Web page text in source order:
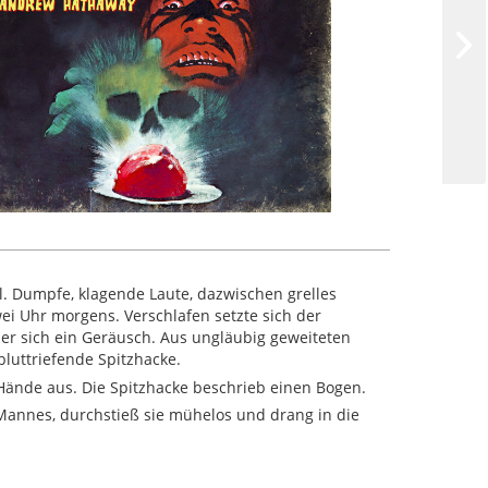
klagende Laute, dazwischen grelles
Uhr morgens. Verschlafen setzte sich der
sich ein Geräusch. Aus ungläubig geweiteten
Spitzhacke.
aus. Die Spitzhacke beschrieb einen Bogen.
durchstieß sie mühelos und drang in die